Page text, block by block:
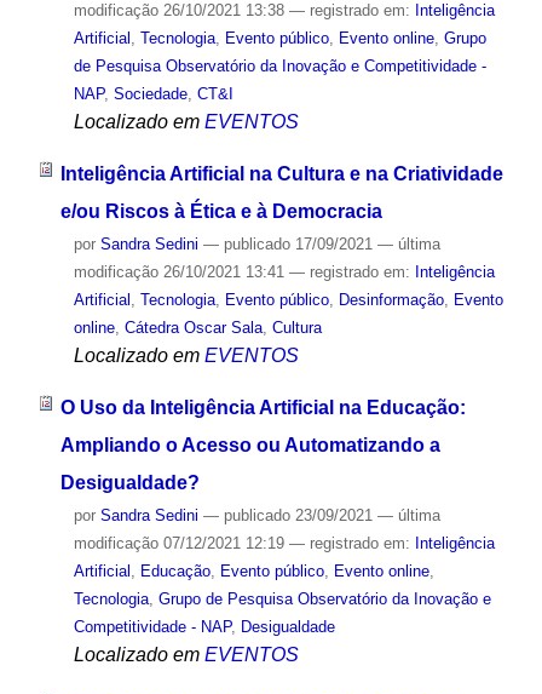
modificação26/10/2021 13:38 — registrado em: Inteligência
Artificial , Tecnologia, Evento público, Evento online, Grupo
de Pesquisa Observatório da Inovação e Competitividade -
NAP, Sociedade, CT&I
Localizado em EVENTOS
Inteligência Artificial na Cultura e na Criatividade
e/ou Riscos à Ética e à Democracia
por Sandra Sedini — publicado17/09/2021 — última
modificação26/10/2021 13:41 — registrado em: Inteligência
Artificial , Tecnologia, Evento público, Desinformação, Evento
online, Cátedra Oscar Sala, Cultura
Localizado em EVENTOS
O Uso da Inteligência Artificial na Educação:
Ampliando o Acesso ou Automatizando a
Desigualdade?
por Sandra Sedini — publicado23/09/2021 — última
modificação07/12/2021 12:19 — registrado em: Inteligência
Artificial
Educação, Evento público, Evento online,
Tecnologia, Grupo de Pesquisa Observatório da Inovação e
Competitividade - NAP, Desigualdade
Localizado em EVENTOS